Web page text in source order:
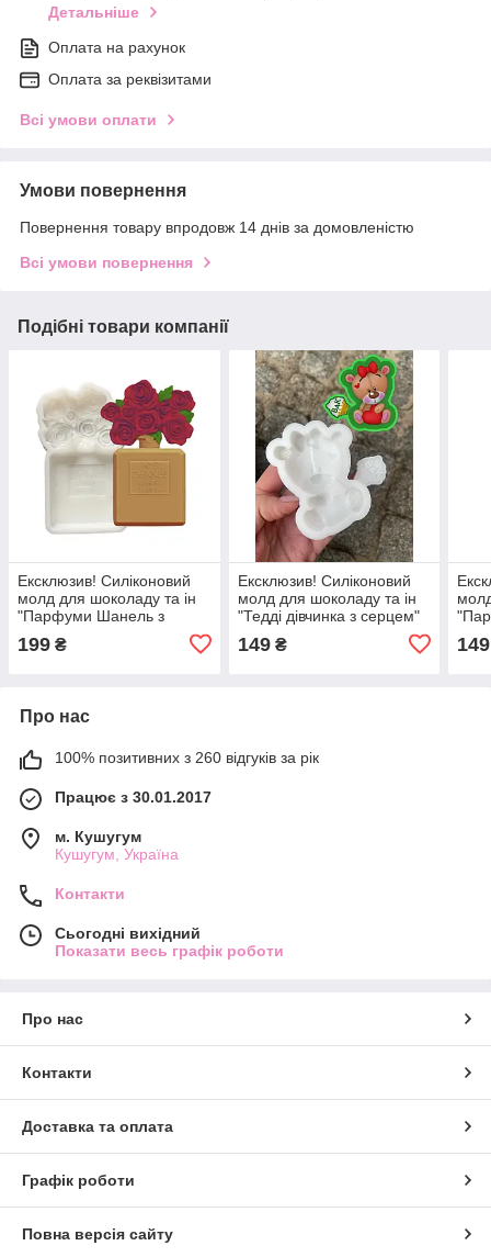
Детальніше
Оплата на рахунок
Оплата за реквізитами
Всі умови оплати
Умови повернення
Повернення товару впродовж 14 днів за домовленістю
Всі умови повернення
Подібні товари компанії
Ексклюзив! Силіконовий
молд для шоколаду та ін
"Парфуми Шанель з
199 ₴
Ексклюзив! Силіконовий
молд для шоколаду та ін
"Тедді дівчинка з серцем"
149₴ 149
Про нас
100% позитивних з 260 відгуків за рік
Працює з 30.01.2017
м. Кушугум
Кушугум, Україна
Контакти
Сьогодні вихідний
Показати весь графік роботи
Про нас
Контакти
Доставка та оплата
Графік роботи
Повна версія сайту